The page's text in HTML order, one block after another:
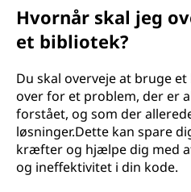
Hvornår skal jeg
et bibliotek?
Du skal overveje at bruge
over for et problem, der er
forstået, og som der
løsninger.Dette kan spare
kræfter og hjælpe dig med
og ineffektivitet i din kode.